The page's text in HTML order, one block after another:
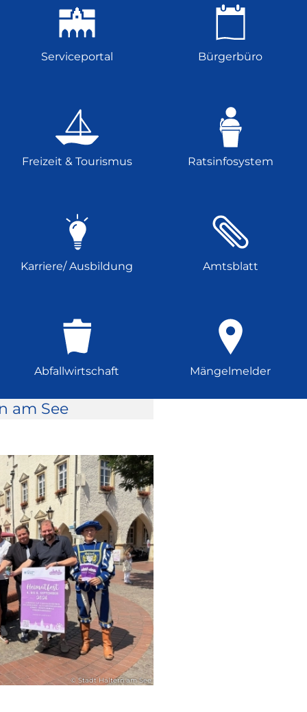
Serviceportal Bürgerbüro
Freizeit & Tourismus Ratsinfosystem
Karriere/ Ausbildung Amtsblatt
Abfallwirtschaft Mängelmelder
am See
© Stadt Haltern am See